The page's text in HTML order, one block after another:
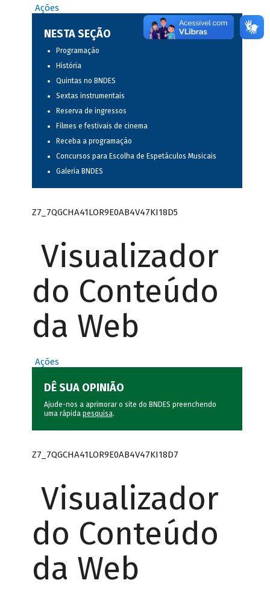
Ações
NESTA SEÇÃO
Programação
História
Quintas no BNDES
Sextas instrumentais
Reserva de ingressos
Filmes e festivais de cinema
Receba a programação
Concursos para Escolha de Espetáculos Musicais
Galeria BNDES
Z7_7QGCHA41LOR9E0AB4V47KI18D5
Visualizador
do Conteúdo
da Web
Ações
DÊ SUA OPINIÃO
Ajude-nos a aprimorar o site do BNDES preenchendo
uma rápida pesquisa.
Z7_7QGCHA41LOR9E0AB4V47KI18D7
Visualizador
do Conteúdo
da Web